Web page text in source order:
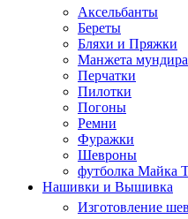
Аксельбанты
Береты
Бляхи и Пряжки
Манжета мундира
Перчатки
Пилотки
Погоны
Ремни
Фуражки
Шевроны
футболка Майка
Нашивки и Вышивка
Изготовление